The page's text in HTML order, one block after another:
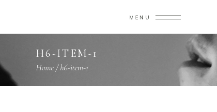
MENU
H6-ITEM-1
Home/h6-item-1